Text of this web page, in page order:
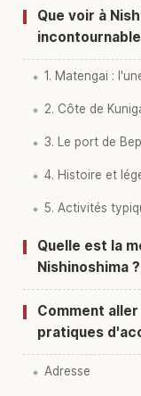
Que voir à
1. Matengai :
2. Côte de
3. Le port de
4. Histoire et
5. Activités
Quelle est la
Nishinoshima ?
Comment
pratiques
Adresse